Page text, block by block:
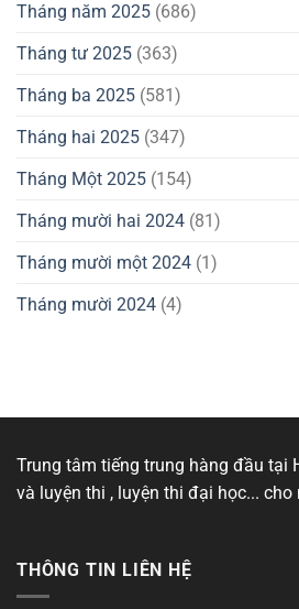
Tháng năm 2025 (686)
Tháng tư 2025 (363)
Tháng ba 2025 (581)
Tháng hai 2025 (347)
Tháng Một 2025 (154)
Tháng mười hai 2024 (81)
Tháng mười một 2024 (1)
Tháng mười 2024 (4)
Trung tâm tiếng trung hàng đầu tại
và luyện thi , luyện thi đại học...
THÔNG TIN LIÊN HỆ